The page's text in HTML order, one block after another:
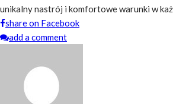
unikalny nastrój i komfortowe warunki w
share on Facebook
add a comment